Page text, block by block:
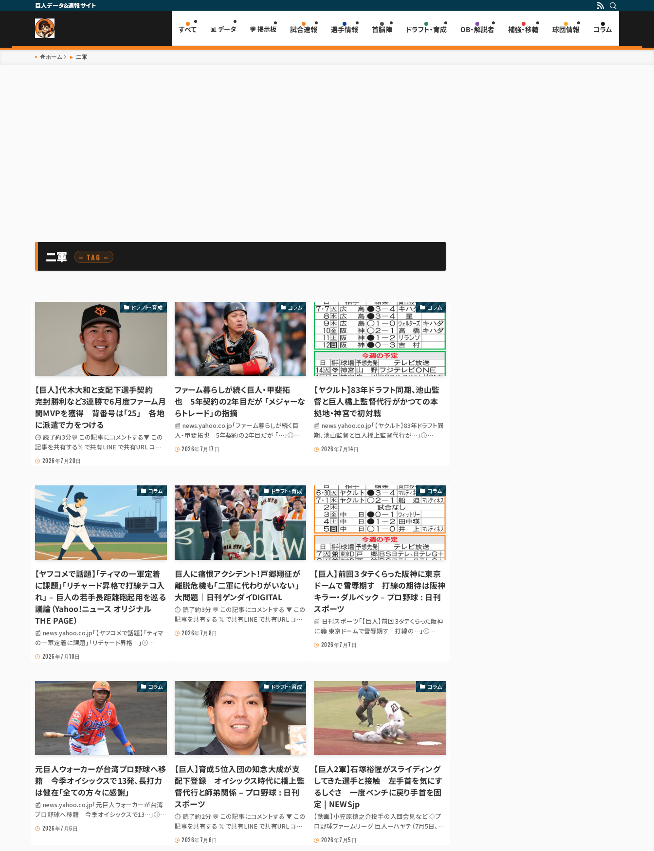
巨人データ&速報サイト
すべて 📊 データ 💬 掲示板 試合速報 選手情報 首脳陣 ドラフト・育成 OB・解説者 補強・移籍 球団情報 コラム
ホーム 二軍
二軍 – TAG –
ドラフト・育成
【巨人】代木大和と支配下選手契約
完封勝利など3連勝で6月度ファーム月
間MVPを獲得 背番号は「25」 各地
に派遣で力をつける
⏱ 読了約3分💬 この記事にコメントする▼ この
記事を共有する𝕏 で共有LINE で共有URL コピ
ーJS が無効の場合は出典記事 URL を共有: 𝕏 ·
LINE 📰 news.yahoo.co.jp「【巨人】代木大和と
で6月度…」⚾ GIANTS NEWS ...
2026年7月20日
コラム
ファーム暮らしが続く巨人・甲斐拓
也 5年契約の2年目だが 「メジャーな
らトレード」の指摘
📰 news.yahoo.co.jp「ファーム暮らしが続く巨
人・甲斐拓也 5年契約の2年目だが 「…」⚾
GIANTS NEWS DIGEST ファーム暮らしが続く巨
人・甲斐拓也 5年契約の2年目だが 「メジャー
2026年7月17日
コラム
【ヤクルト】83年ドラフト同期、池山監
督と巨人橋上監督代行がかつての本
拠地・神宮で初対戦
📰 news.yahoo.co.jp「【ヤクルト】83年ドラフト同
期、池山監督と巨人橋上監督代行が…」⚾
GIANTS NEWS DIGEST【ヤクルト】83年ドラフト
同期、池山監督と巨人橋上監督代行がかつての
2026年7月14日
コラム
【ヤフコメで話題】「ティマの一軍定着
に課題」「リチャード昇格で打線テコ入
れ」 – 巨人の若手長距離砲起用を巡る
議論（Yahoo!ニュース オリジナル
THE PAGE）
📰 news.yahoo.co.jp「【ヤフコメで話題】「ティマ
の一軍定着に課題」「リチャード昇格…」⚾
GIANTS NEWS DIGEST 【ヤフコメで話題】「ティ
マの一軍定着に課題」「リチャード昇格で打線テ
（Yahoo!ニュー...
2026年7月10日
ドラフト・育成
巨人に痛恨アクシデント！戸郷翔征が
離脱危機も「二軍に代わりがいない」
大問題｜日刊ゲンダイDIGITAL
⏱ 読了約3分 💬 この記事にコメントする ▼ この
記事を共有する 𝕏 で共有LINE で共有URL コピ
ー JS が無効の場合は出典記事 URL を共有: 𝕏
· LINE まさかのアクシデントに、巨人の橋上秀
2026年7月8日
コラム
【巨人】前回３タテくらった阪神に東京
ドームで雪辱期す 打線の期待は阪神
キラー・ダルベック – プロ野球 : 日刊
スポーツ
📰 日刊スポーツ「【巨人】前回３タテくらった阪神
に🏟 東京ドームで雪辱期す 打線の…」⚾
GIANTS NEWS DIGEST 【巨人】前回３タテくらっ
た阪神に東京ドームで雪辱期す 打線の期待は
2026年7月7日
コラム
元巨人ウォーカーが台湾プロ野球へ移
籍 今季オイシックスで13発、長打力
は健在「全ての方々に感謝」
📰 news.yahoo.co.jp「元巨人ウォーカーが台湾
プロ野球へ移籍 今季オイシックスで13…」⚾
GIANTS NEWS DIGEST元巨人ウォーカーが台
湾プロ野球へ移籍 今季オイシックスで13発、
2026年7月6日
ドラフト・育成
【巨人】育成５位入団の知念大成が支
配下登録 オイシックス時代に橋上監
督代行と師弟関係 – プロ野球 : 日刊
スポーツ
⏱ 読了約2分 💬 この記事にコメントする ▼ この
記事を共有する 𝕏 で共有LINE で共有URL コピ
ー JS が無効の場合は出典記事 URL を共有: 𝕏
· LINE 巨人育成5位の知念大成外野手（25）が
2026年7月6日
コラム
【巨人2軍】石塚裕惺がスライディング
してきた選手と接触 左手首を気にす
るしぐさ 一度ベンチに戻り手首を固
定 | NEWSjp
【動画】小笠原慎之介投手の入団会見など ◇プ
ロ野球ファームリーグ 巨人ーハヤテ（7月5日、ジ
ャイアン… 📖 本文抜粋 ◇プロ野球ファームリー
グ 巨人ーハヤテ（7月5日、ジャイアンツタウンス
2026年7月5日